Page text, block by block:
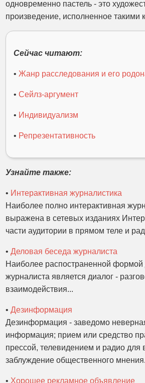
одновременно пастель - это
произведение, исполненное такими
Сейчас читают:
• Жанр расследования и его
•Сейлз-аргумент
• Индивидуализм
• Репрезентативность
Узнайте также:
• Интерактивная журналистика
Наиболее полно интерактивная
выражена в сетевых изданиях
части аудитории в прямом теле и
•Деловая беседа журналиста
Наиболее распостраненной
журналиста является диалог -
взаимодействия...
•Дезинформация
Дезинформация - заведомо
информация; прием или средство
прессой, телевидением и радио для
заблуждение общественного
• Хорошее рекламное объявление